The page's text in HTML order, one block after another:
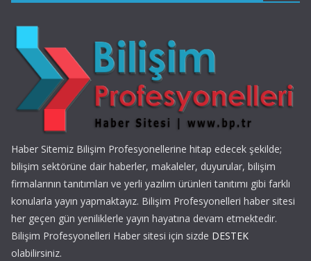
Haber Sitemiz Bilişim Profesyonellerine hitap edecek şekilde;
bilişim sektörüne dair haberler, makaleler, duyurular, bilişim
firmalarının tanıtımları ve yerli yazılım ürünleri tanıtımı gibi farklı
konularla yayın yapmaktayız. Bilişim Profesyonelleri haber sitesi
her geçen gün yeniliklerle yayın hayatına devam etmektedir.
Bilişim Profesyonelleri Haber sitesi için sizde DESTEK
olabilirsiniz.